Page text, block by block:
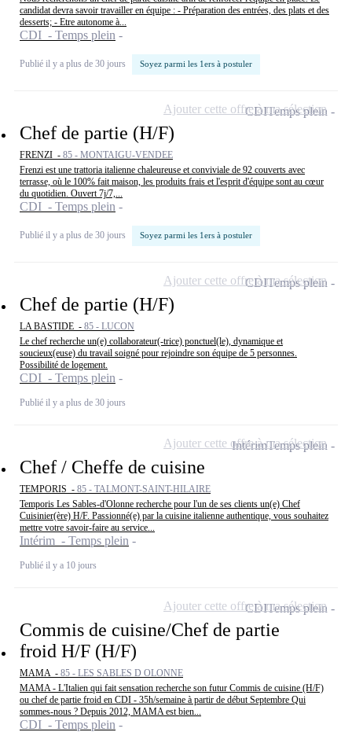
candidat devra savoir travailler en équipe : - Préparation des entrées, des plats et des
desserts; - Etre autonome à...
CDI - Temps plein
Publié il y a plus de 30 jours Soyez parmi les 1ers à postuler
Chef de partie (H/F)
FRENZI - 85 - MONTAIGU-VENDEE
Frenzi est une trattoria italienne chaleureuse et conviviale de 92 couverts avec
terrasse, où le 100% fait maison, les produits frais et l'esprit d'équipe sont au cœur
du quotidien. Ouvert 7j/7,...
CDI - Temps plein
Publié il y a plus de 30 jours Soyez parmi les 1ers à postuler
CDITemps plein
Ajouter cette offre à ma sélection
Chef de partie (H/F)
LA BASTIDE - 85 - LUCON
Le chef recherche un(e) collaborateur(-trice) ponctuel(le), dynamique et
soucieux(euse) du travail soigné pour rejoindre son équipe de 5 personnes.
Possibilité de logement.
CDI - Temps plein
Publié il y a plus de 30 jours
CDITemps plein
Ajouter cette offre à ma sélection
Chef / Cheffe de cuisine
TEMPORIS - 85 - TALMONT-SAINT-HILAIRE
Temporis Les Sables-d'Olonne recherche pour l'un de ses clients un(e) Chef
Cuisinier(ère) H/F. Passionné(e) par la cuisine italienne authentique, vous souhaitez
mettre votre savoir-faire au service...
Intérim - Temps plein
Publié il y a 10 jours
IntérimTemps plein
Ajouter cette offre à ma sélection
Commis de cuisine/Chef de partie
froid H/F (H/F)
MAMA - 85 - LES SABLES D OLONNE
MAMA - L'Italien qui fait sensation recherche son futur Commis de cuisine (H/F)
ou chef de partie froid en CDI - 35h/semaine à partir de début Septembre Qui
sommes-nous ? Depuis 2012, MAMA est bien...
CDI - Temps plein
CDITemps plein
Ajouter cette offre à ma sélection